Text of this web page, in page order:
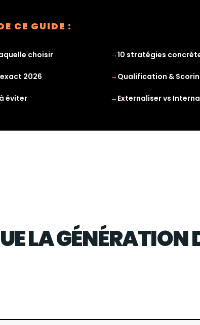
CE GUIDE :
choisir 10 stratégies
2026 Qualification &
éviter Externaliser vs
LA GÉNÉRATION